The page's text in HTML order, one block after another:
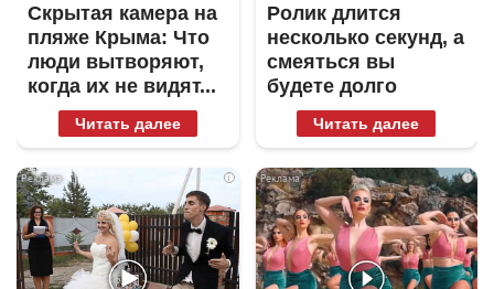
Скрытая камера на
пляже Крыма: Что
люди вытворяют,
когда их не видят...
Читать далее
Ролик длится
несколько секунд, а
смеяться вы
будете долго
Читать далее
i i